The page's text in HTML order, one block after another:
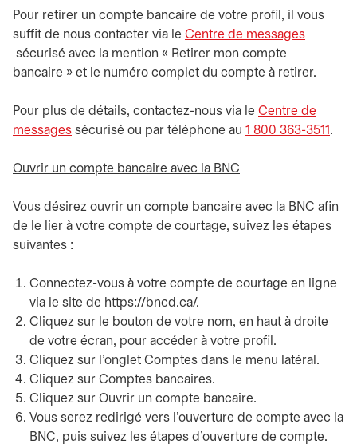
Pour retirer un compte bancaire de votre profil, il vous
suffit de nous contacter via le Centre de messages
s’ouvre dans un nouvel onglet
sécurisé avec la mention « Retirer mon compte
bancaire » et le numéro complet du compte à retirer.
Pour plus de détails, contactez-nous via le Centre de
messages s’ouvre dans un nouvel onglet
sécurisé ou par téléphone au 1 800 363-3511 .
Ouvrir un compte bancaire avec la BNC
Vous désirez ouvrir un compte bancaire avec la BNC afin
de le lier à votre compte de courtage, suivez les étapes
suivantes :
Connectez-vous à votre compte de courtage en ligne
via le site de https://bncd.ca/.
Cliquez sur le bouton de votre nom, en haut à droite
de votre écran, pour accéder à votre profil.
Cliquez sur l’onglet Comptes dans le menu latéral.
Cliquez sur Comptes bancaires.
Cliquez sur Ouvrir un compte bancaire.
Vous serez redirigé vers l’ouverture de compte avec la
BNC, puis suivez les étapes d’ouverture de compte.